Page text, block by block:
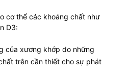
cơ thể các khoáng chất như
D3:
của xương khớp do những
trên cần thiết cho sự phát